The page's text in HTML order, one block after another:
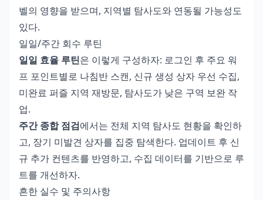
벨의 영향을 받으며, 지역별 탐사도와 연동될 가능성도
있다.
일일/주간 회수 루틴
일일 효율 루틴은 이렇게 구성하자: 로그인 후 주요 워
프 포인트별로 나침반 스캔, 신규 생성 상자 우선 수집,
미완료 퍼즐 지역 재방문, 탐사도가 낮은 구역 보완 작
업.
주간 종합 점검에서는 전체 지역 탐사도 현황을 확인하
고, 장기 미발견 상자를 집중 탐색한다. 업데이트 후 신
규 추가 컨텐츠를 반영하고, 수집 데이터를 기반으로 루
트를 개선하자.
흔한 실수 및 주의사항